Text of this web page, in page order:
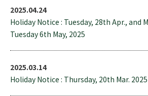
2025.04.24
Holiday Notice : Tuesday, 28th Apr., and
Tuesday 6th May, 2025
2025.03.14
Holiday Notice : Thursday, 20th Mar. 2025